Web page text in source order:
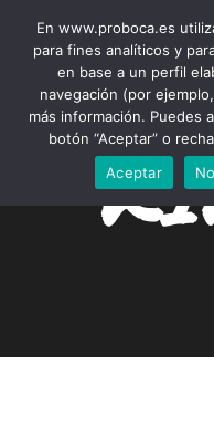
En www.proboca.es
para fines analíticos y
en base a un perfil
navegación (por
más información. Puedes
botón “Aceptar” o
Aceptar
No